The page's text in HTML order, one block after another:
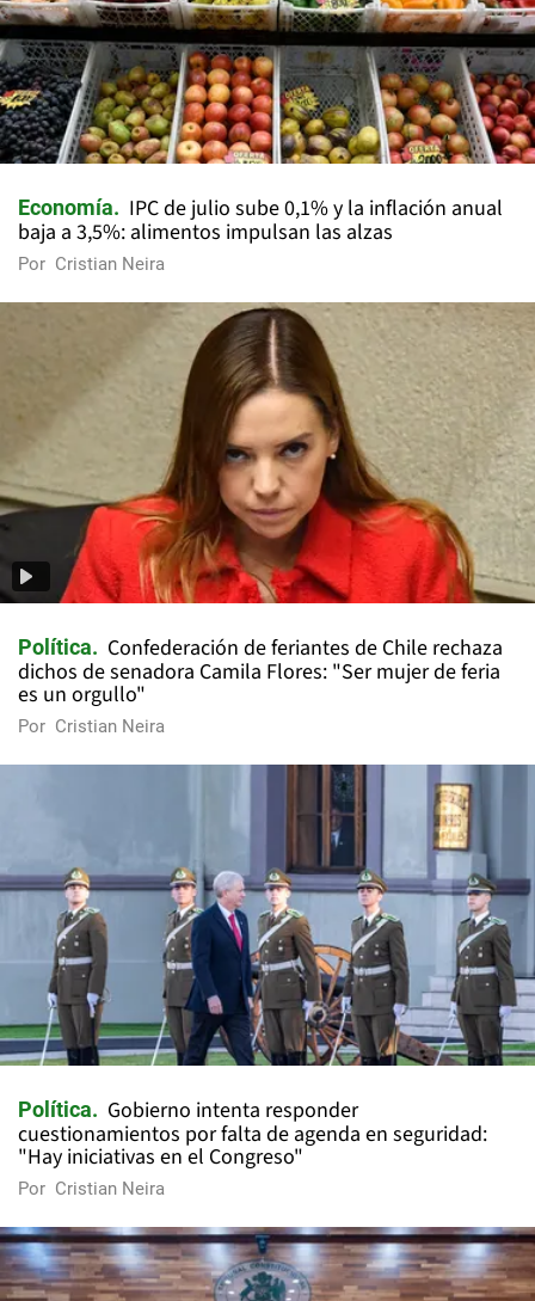
Economía
IPC de julio sube 0,1% y la inflación anual
baja a 3,5%: alimentos impulsan las alzas
Por Cristian Neira
Política
Confederación de feriantes de Chile rechaza
dichos de senadora Camila Flores: "Ser mujer de feria
es un orgullo"
Por Cristian Neira
Política
Gobierno intenta responder
cuestionamientos por falta de agenda en seguridad:
"Hay iniciativas en el Congreso"
Por Cristian Neira